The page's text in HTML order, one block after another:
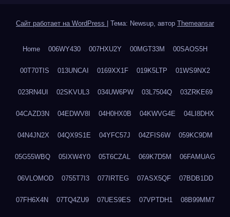
Сайт работает на WordPress Тема: Newsup, автор Themeansar
Home 006WY430 007HXU2Y 00MGT33M 00SAOS5H
00T70TIS 013UNCAI 0169XX1F 019K5LTP 01WS9NX2
023RN4UI 02SKVUL3 034UW6PW 03L7504Q 03ZRKE69
04CAZD3N 04EDWV8I 04H0HX0B 04KWVG4E 04LI8DHX
04N4JN2X 04QX9S1E 04YFC57J 04ZFIS6W 059KC9DM
05G55WBQ 05IXW4Y0 05T6CZAL 069K7D5M 06FAMUAG
06VLOMOD 0755T7I3 077IRTEG 07ASX5QF 07BDB1DD
07FH6X4N 07TQ4ZU9 07UES9ES 07VPTDH1 08B99MM7